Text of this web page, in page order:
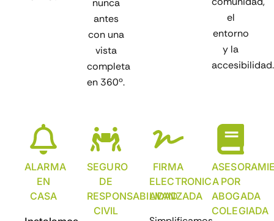
nunca
antes
con una
vista
completa
en 360º.
el
entorno
y la
accesibilidad.
ALARMA
EN
CASA
SEGURO
DE
RESPONSABILIDAD
CIVIL
FIRMA
ELECTRONICA
AVANZADA
POR
ABOGADA
COLEGIADA